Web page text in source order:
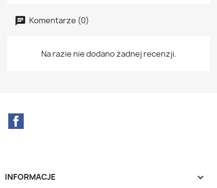
Komentarze (0)
Na razie nie dodano żadnej recenzji.
INFORMACJE 